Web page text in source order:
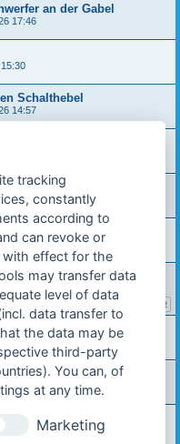
an der Gabel
17:46
Schalthebel
14:57
gesucht
Automatik normal?
11:32
09:05
2
18:54
19:51
18:28
tracking
constantly
according to
can revoke or
with effect for the
may transfer data
level of data
data transfer to
the data may be
third-party
You can, of
at any time.
Marketing